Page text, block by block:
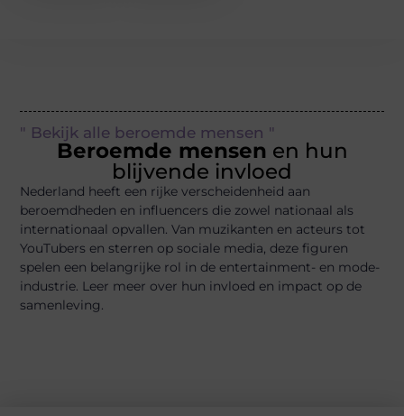
" Bekijk alle beroemde mensen "
Beroemde mensen en hun
blijvende invloed
Nederland heeft een rijke verscheidenheid aan
beroemdheden en influencers die zowel nationaal als
internationaal opvallen. Van muzikanten en acteurs tot
YouTubers en sterren op sociale media, deze figuren
spelen een belangrijke rol in de entertainment- en mode-
industrie. Leer meer over hun invloed en impact op de
samenleving.